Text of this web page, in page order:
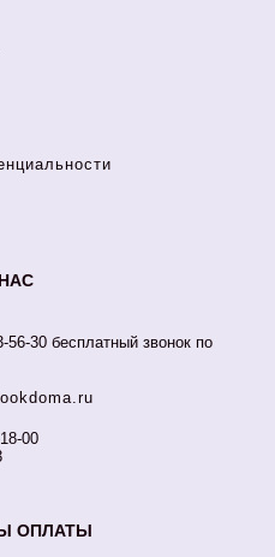
56-30 бесплатный звонок по
00
ОПЛАТЫ